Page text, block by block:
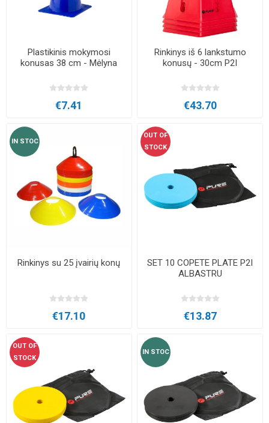
Plastikinis mokymosi
konusas 38 cm - Mėlyna
€7.41
Rinkinys iš 6 lankstumo
konusų - 30cm P2I
€43.70
IN STOC
Rinkinys su 25 įvairių konų
€17.10
OUT OF
STOCK
SET 10 COPETE PLATE P2I
ALBASTRU
€13.87
OUT OF
STOCK
IN STOC